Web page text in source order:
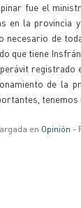
fue el
en la provincia
necesario de
que tiene
registrado
de la
tenemos
en Opinión -